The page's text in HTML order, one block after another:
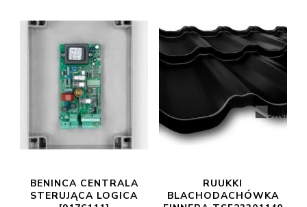
BENINCA CENTRALA
STERUJĄCA LOGICA
RUUKKI
BLACHODACHÓWKA